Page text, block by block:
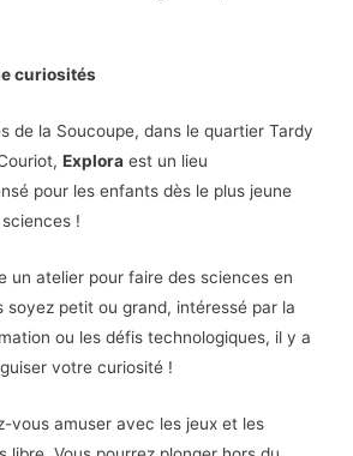
curiosités
de la Soucoupe, dans le quartier Tardy
Explora est un lieu
pour les enfants dès le plus jeune
!
un atelier pour faire des sciences en
soyez petit ou grand, intéressé par la
ou les défis technologiques, il y a
votre curiosité !
vous amuser avec les jeux et les